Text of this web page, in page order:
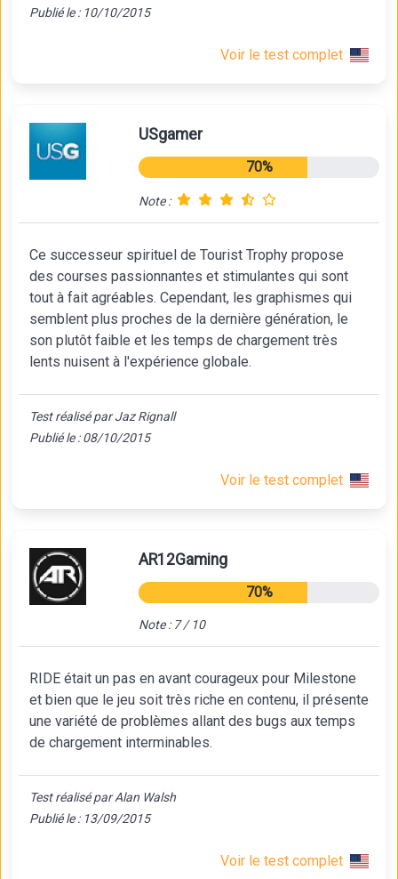
Publié le : 10/10/2015
Voir le test complet
USgamer
70%
Note :
Ce successeur spirituel de Tourist Trophy propose
des courses passionnantes et stimulantes qui sont
tout à fait agréables. Cependant, les graphismes qui
semblent plus proches de la dernière génération, le
son plutôt faible et les temps de chargement très
lents nuisent à l'expérience globale.
Test réalisé par Jaz Rignall
Publié le : 08/10/2015
Voir le test complet
AR12Gaming
70%
Note : 7 / 10
RIDE était un pas en avant courageux pour Milestone
et bien que le jeu soit très riche en contenu, il présente
une variété de problèmes allant des bugs aux temps
de chargement interminables.
Test réalisé par Alan Walsh
Publié le : 13/09/2015
Voir le test complet